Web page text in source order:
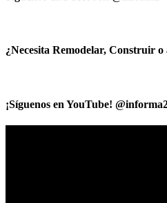
¿Necesita Remodelar, Construir
¡Síguenos en YouTube!